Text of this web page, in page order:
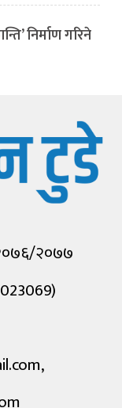
निर्माण गरिने
२०७७
,